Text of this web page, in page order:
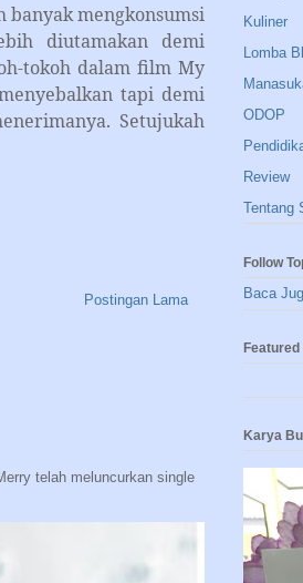
banyak mengkonsumsi
diutamakan demi
tokoh dalam film My
tapi demi
Setujukah
Postingan Lama
telah meluncurkan single
Kuliner
Lomba
ODOP
Review
Tentang
Follow
Baca
Featured
Karya